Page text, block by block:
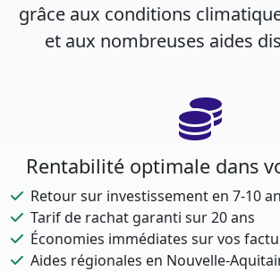
grâce aux conditions
et aux nombreuses aides
Rentabilité optimale dans
Retour sur investissement en 7-10
Tarif de rachat garanti sur 20 ans
Économies immédiates sur vos
Aides régionales en Nouvelle-